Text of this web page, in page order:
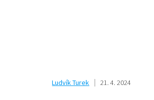
Ludvík Turek 21. 4. 2024